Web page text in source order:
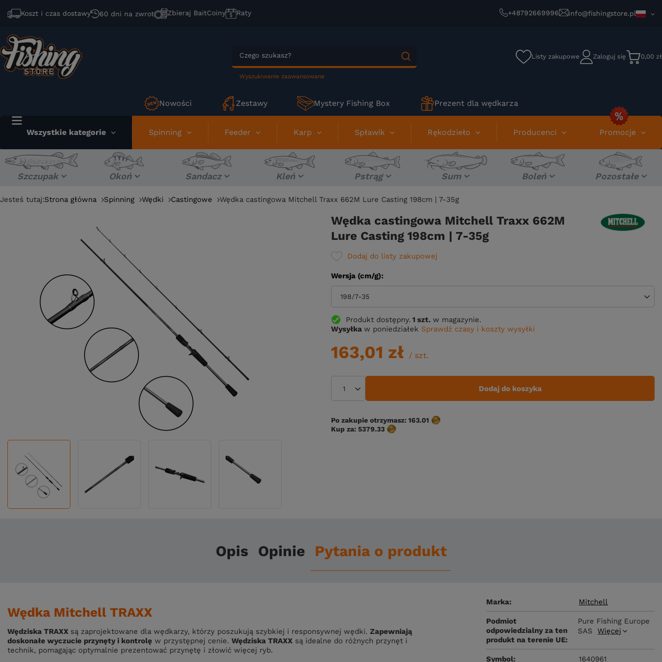
Koszt i czas dostawy 60 dni na zwrot Zbieraj BaitCoiny Raty +48792669996 info@fishingstore.pl
Wyszukiwanie zaawansowane
Listy zakupowe Zaloguj się 0,00 zł
Nowości Zestawy Mystery Fishing Box Prezent dla wędkarza
Wszystkie kategorie Spinning Feeder Karp Spławik Rękodzieło Producenci Promocje
Szczupak Okoń Sandacz Kleń Pstrąg Sum Boleń Pozostałe
Jesteś tutaj:Strona główna Spinning Wędki Castingowe Wędka castingowa Mitchell Traxx 662M Lure Casting 198cm | 7-35g
Wędka castingowa Mitchell Traxx 662M
Lure Casting 198cm | 7-35g
Dodaj do listy zakupowej
Wersja (cm/g)
198/7-35
Produkt dostępny 1 szt. w magazynie.
Wysyłka w poniedziałek Sprawdź czasy i koszty wysyłki
163,01 zł / szt.
Dodaj do koszyka
Po zakupie otrzymasz: 163.01
Kup za: 5379.33
Opis Opinie Pytania o produkt
Marka Mitchell
Podmiot
odpowiedzialny za ten
produkt na terenie UE
Pure Fishing Europe
SAS
Więcej
Symbol 1640961
Wędka Mitchell TRAXX
Wędziska TRAXX są zaprojektowane dla wędkarzy, którzy poszukują szybkiej i responsywnej wędki. Zapewniają
doskonałe wyczucie przynęty i kontrolę w przystępnej cenie. Wędziska TRAXX są idealne do różnych przynęt i
technik, pomagając optymalnie prezentować przynętę i złowić więcej ryb.